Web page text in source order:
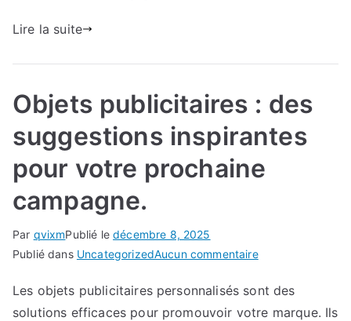
Lire la suite
Objets publicitaires : des
suggestions inspirantes
pour votre prochaine
campagne.
Par qvixmPublié ledécembre 8, 2025
Publié dans UncategorizedAucun commentairesur
publicitaires
:
Les objets publicitaires personnalisés sont des
solutions efficaces pour promouvoir votre marque. Ils